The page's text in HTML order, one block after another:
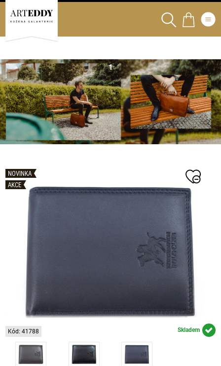
NOVINKA
AKCE
Kód: 41788 Skladem